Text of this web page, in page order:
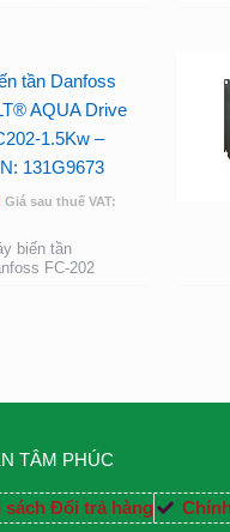
tần Danfoss
AQUA Drive
1.5Kw –
131G9673
Giá sau thuế VAT:
biến tần
FC-202
TÂM PHÚC
sách Đổi trả hàng